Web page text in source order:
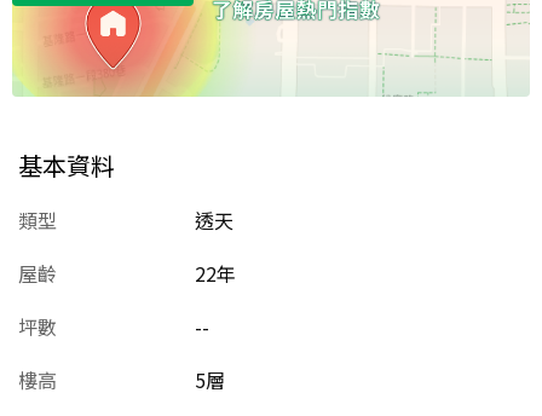
基本資料
類型
透天
屋齡
22年
坪數
--
樓高
5層